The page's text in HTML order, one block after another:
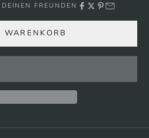
FREUNDEN
WARENKORB